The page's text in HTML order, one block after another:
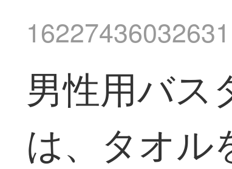
16227436032631
男性用バス
は、タオル